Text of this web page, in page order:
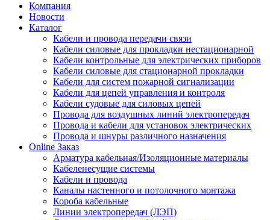
Компания
Новости
Каталог
Кабели и провода передачи связи
Кабели силовые для прокладки нестационарной
Кабели контрольные для электрических приборов
Кабели силовые для стационарной прокладки
Кабели для систем пожарной сигнализации
Кабели для цепей управления и контроля
Кабели судовые для силовых цепей
Провода для воздушных линий электропередач
Провода и кабели для установок электрических
Провода и шнуры различного назначения
Online Заказ
Арматура кабельная/Изоляционные материалы
Кабеленесущие системы
Кабели и провода
Каналы настенного и потолочного монтажа
Короба кабельные
Линии электропередач (ЛЭП)